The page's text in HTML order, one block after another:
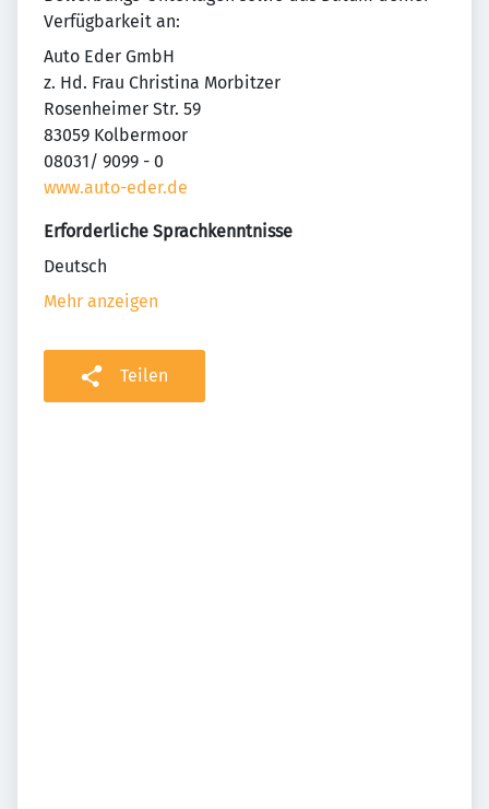
Verfügbarkeit an:
Auto Eder GmbH
z. Hd. Frau Christina Morbitzer
Rosenheimer Str. 59
83059 Kolbermoor
08031/ 9099 - 0
www.auto-eder.de
Erforderliche Sprachkenntnisse
Deutsch
Mehr anzeigen
Teilen